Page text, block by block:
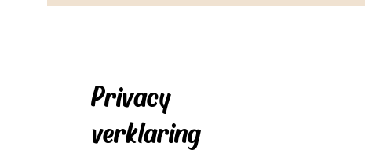
Privacy
verklaring